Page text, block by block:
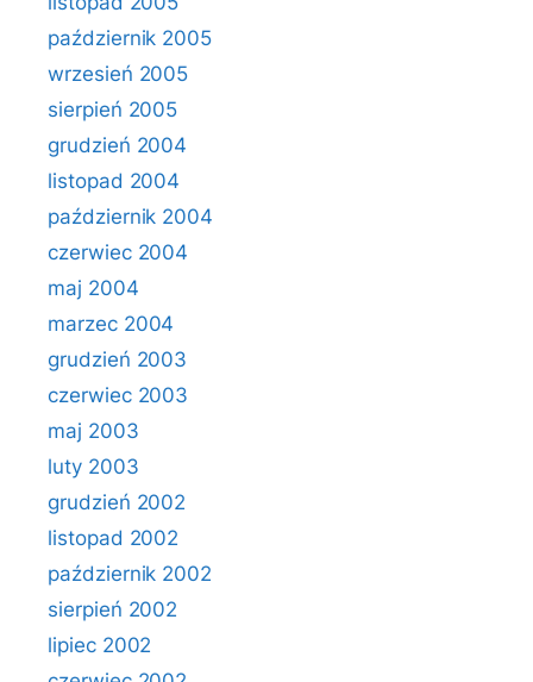
październik 2005
wrzesień 2005
sierpień 2005
grudzień 2004
listopad 2004
październik 2004
czerwiec 2004
maj 2004
marzec 2004
grudzień 2003
czerwiec 2003
maj 2003
luty 2003
grudzień 2002
listopad 2002
październik 2002
sierpień 2002
lipiec 2002